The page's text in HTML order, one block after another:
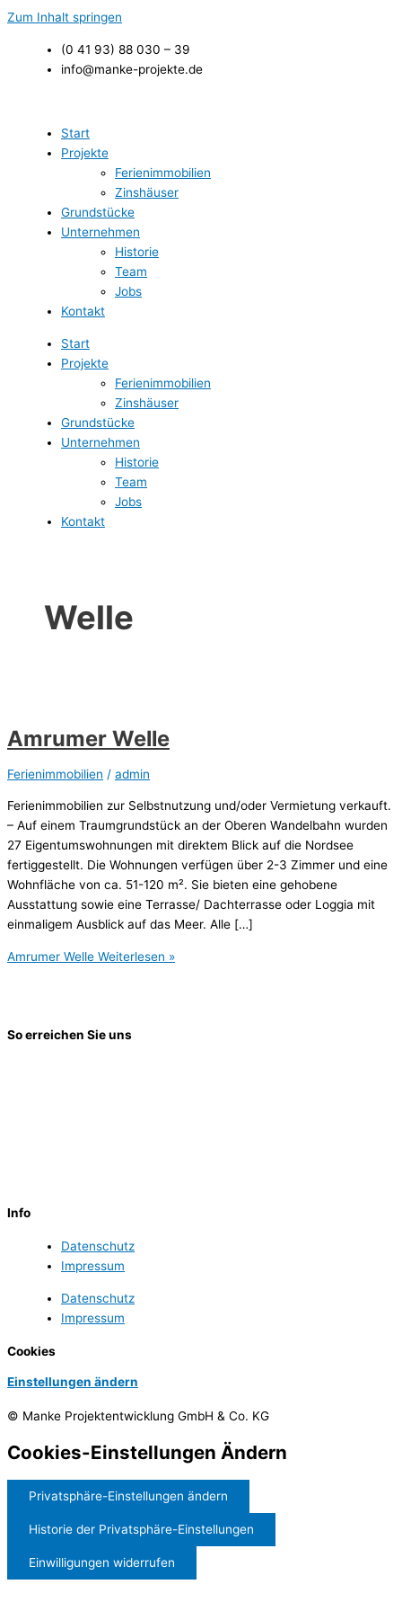
Zum Inhalt springen
(0 41 93) 88 030 – 39
info@manke-projekte.de
Start
Projekte
Ferienimmobilien
Zinshäuser
Grundstücke
Unternehmen
Historie
Team
Jobs
Kontakt
Start
Projekte
Ferienimmobilien
Zinshäuser
Grundstücke
Unternehmen
Historie
Team
Jobs
Kontakt
Welle
Amrumer Welle
Ferienimmobilien / admin
Ferienimmobilien zur Selbstnutzung und/oder Vermietung verkauft.
– Auf einem Traumgrundstück an der Oberen Wandelbahn wurden
27 Eigentumswohnungen mit direktem Blick auf die Nordsee
fertiggestellt. Die Wohnungen verfügen über 2-3 Zimmer und eine
Wohnfläche von ca. 51-120 m². Sie bieten eine gehobene
Ausstattung sowie eine Terrasse/ Dachterrasse oder Loggia mit
einmaligem Ausblick auf das Meer. Alle […]
Amrumer Welle Weiterlesen »
So erreichen Sie uns
Info
Datenschutz
Impressum
Datenschutz
Impressum
Cookies
Einstellungen ändern
© Manke Projektentwicklung GmbH & Co. KG
Cookies-Einstellungen Ändern
Privatsphäre-Einstellungen ändern
Historie der Privatsphäre-Einstellungen
Einwilligungen widerrufen